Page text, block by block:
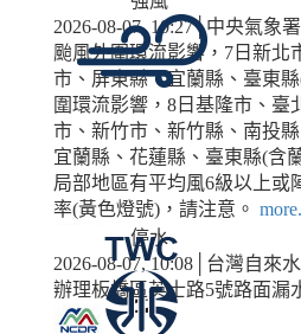
2026-08-07, 10:27│中央氣象署
颱風外圍環流影響，7日新北
市、屏東縣、宜蘭縣、臺東
圍環流影響，8日基隆市、臺
市、新竹市、新竹縣、南投
宜蘭縣、花蓮縣、臺東縣(含
局部地區有平均風6級以上或
率(黃色燈號)，請注意。
停水
2026-08-07, 10:08│台灣自來
辦理板橋區英士路5號路面漏